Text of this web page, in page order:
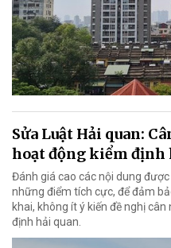
Sửa Luật Hải quan:
hoạt động kiểm định
Đánh giá cao các nội dung
những điểm tích cực, để đảm
khai, không ít ý kiến đề nghị
định hải quan.